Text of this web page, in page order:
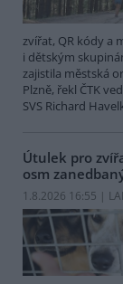
zvířat, QR kódy a
i dětským
zajistila městská
Plzně, řekl ČTK
SVS Richard
Útulek pro
osm
1.8.2026 16:55 |